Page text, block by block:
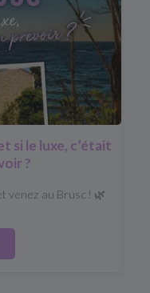
si le luxe, c’était
?
venez au Brusc ! 🌿